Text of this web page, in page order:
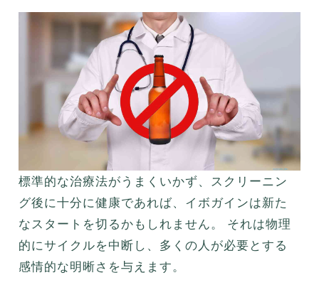
標準的な治療法がうまくいかず、スクリーニン
グ後に十分に健康であれば、イボガインは新た
なスタートを切るかもしれません。 それは物理
的にサイクルを中断し、多くの人が必要とする
感情的な明晰さを与えます。